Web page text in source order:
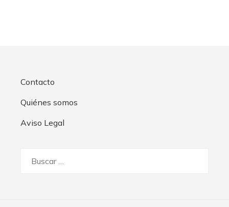
Contacto
Quiénes somos
Aviso Legal